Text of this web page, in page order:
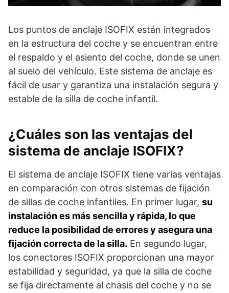
Los puntos de anclaje ISOFIX están integrados
en la estructura del coche y se encuentran entre
el respaldo y el asiento del coche, donde se unen
al suelo del vehículo. Este sistema de anclaje es
fácil de usar y garantiza una instalación segura y
estable de la silla de coche infantil.
¿Cuáles son las ventajas del
sistema de anclaje ISOFIX?
El sistema de anclaje ISOFIX tiene varias ventajas
en comparación con otros sistemas de fijación
de sillas de coche infantiles. En primer lugar, su
instalación es más sencilla y rápida, lo que
reduce la posibilidad de errores y asegura una
fijación correcta de la silla. En segundo lugar,
los conectores ISOFIX proporcionan una mayor
estabilidad y seguridad, ya que la silla de coche
se fija directamente al chasis del coche y no se